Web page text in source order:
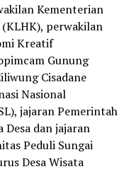
Kementerian
perwakilan
Kreatif
Gunung
Cisadane
Nasional
jajaran Pemerintah
Desa dan jajaran
Peduli Sungai
Desa Wisata